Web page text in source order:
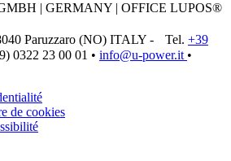
| GERMANY | OFFICE LUPOS®
Paruzzaro (NO) ITALY - Tel. +39
0322 23 00 01 • info@u‑power.it •
de cookies